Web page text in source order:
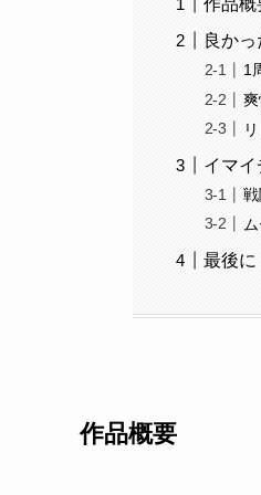
良かっ
1
イマイ
最後に
作品概要